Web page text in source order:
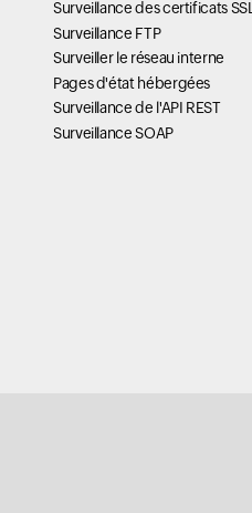
Surveillance des certificats SSL
Surveillance FTP
Surveiller le réseau interne
Pages d'état hébergées
Surveillance de l'API REST
Surveillance SOAP